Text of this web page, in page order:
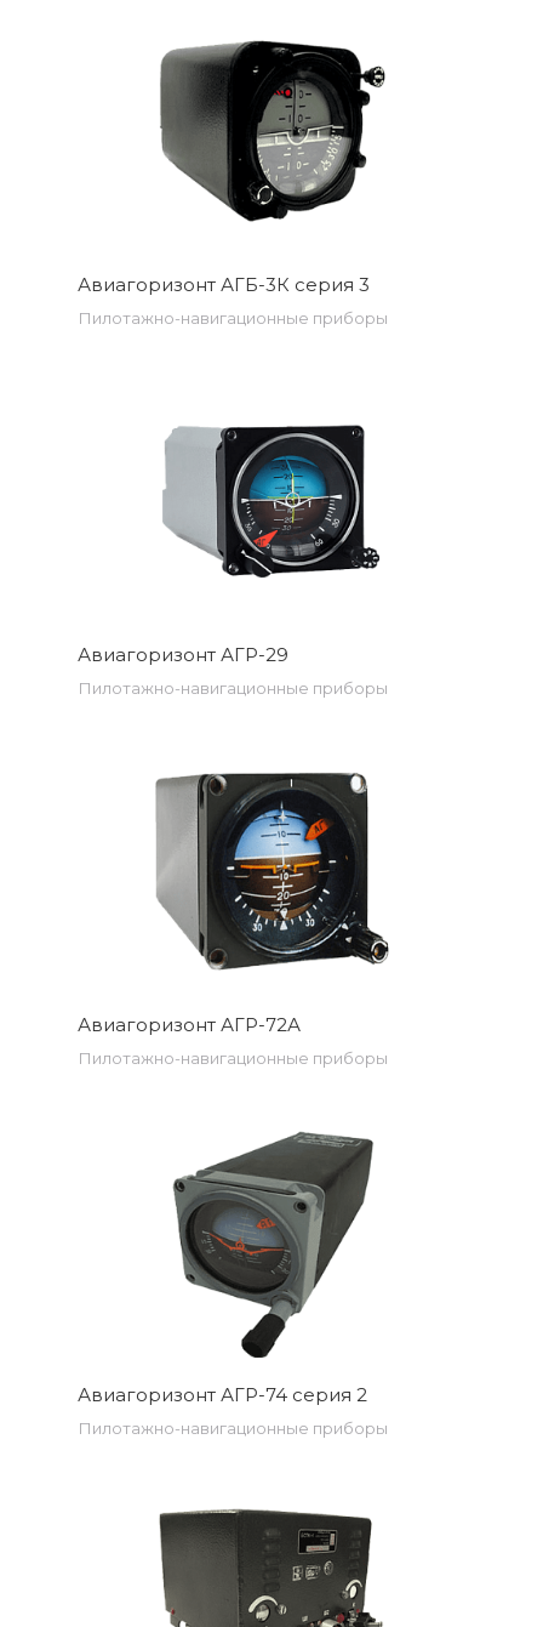
Авиагоризонт АГБ-3К серия 3
Пилотажно-навигационные приборы
Авиагоризонт АГР-29
Пилотажно-навигационные приборы
Авиагоризонт АГР-72А
Пилотажно-навигационные приборы
Авиагоризонт АГР-74 серия 2
Пилотажно-навигационные приборы